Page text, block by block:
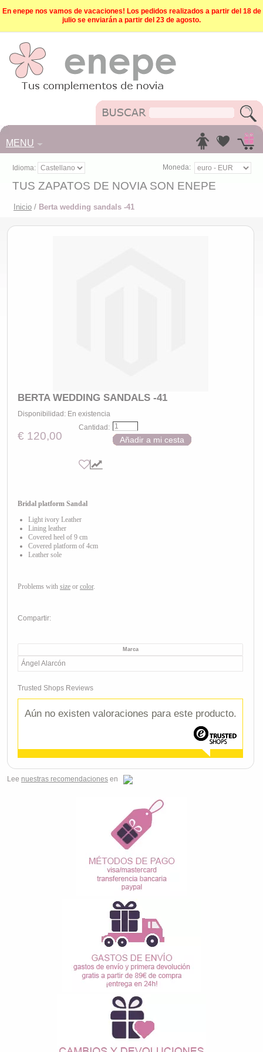
En enepe nos vamos de vacaciones! Los pedidos realizados a partir del 18 de
julio se enviarán a partir del 23 de agosto.
MENU
Idioma: Moneda:
TUS ZAPATOS DE NOVIA SON ENEPE
Inicio / Berta wedding sandals -41
BERTA WEDDING SANDALS -41
Disponibilidad: En existencia
€ 120,00
Cantidad:
Añadir a mi cesta
Bridal platform Sandal
Light ivory Leather
Lining leather
Covered heel of 9 cm
Covered platform of 4cm
Leather sole
Problems with size or color.
Compartir:
Marca
Ángel Alarcón
Trusted Shops Reviews
Aún no existen valoraciones para este producto.
Lee nuestras recomendaciones en